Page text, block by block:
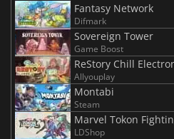
Fantasy Network
Difmark
Sovereign Tower
Game Boost
ReStory Chill
Allyouplay
Montabi
Steam
Marvel Tokon
LDShop